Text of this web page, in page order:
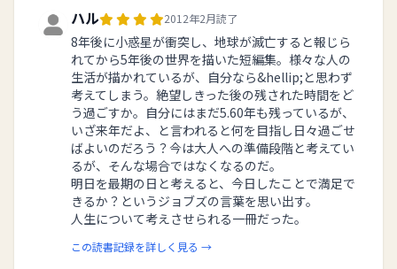
ハル 2012年2月読了
8年後に小惑星が衝突し、地球が滅亡すると報じら
れてから5年後の世界を描いた短編集。様々な人の
生活が描かれているが、自分なら&hellip;と思わず
考えてしまう。絶望しきった後の残された時間をど
う過ごすか。自分にはまだ5.60年も残っているが、
いざ来年だよ、と言われると何を目指し日々過ごせ
ばよいのだろう？今は大人への準備段階と考えてい
るが、そんな場合ではなくなるのだ。
明日を最期の日と考えると、今日したことで満足で
きるか？というジョブズの言葉を思い出す。
人生について考えさせられる一冊だった。
この読書記録を詳しく見る →